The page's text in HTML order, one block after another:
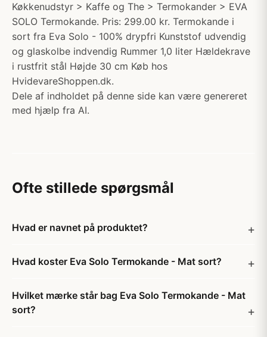
Køkkenudstyr > Kaffe og The > Termokander > EVA
SOLO Termokande. Pris: 299.00 kr. Termokande i
sort fra Eva Solo - 100% drypfri Kunststof udvendig
og glaskolbe indvendig Rummer 1,0 liter Hældekrave
i rustfrit stål Højde 30 cm Køb hos
HvidevareShoppen.dk.
Dele af indholdet på denne side kan være genereret
med hjælp fra AI.
Ofte stillede spørgsmål
Hvad er navnet på produktet?
Hvad koster Eva Solo Termokande - Mat sort?
Hvilket mærke står bag Eva Solo Termokande - Mat
sort?